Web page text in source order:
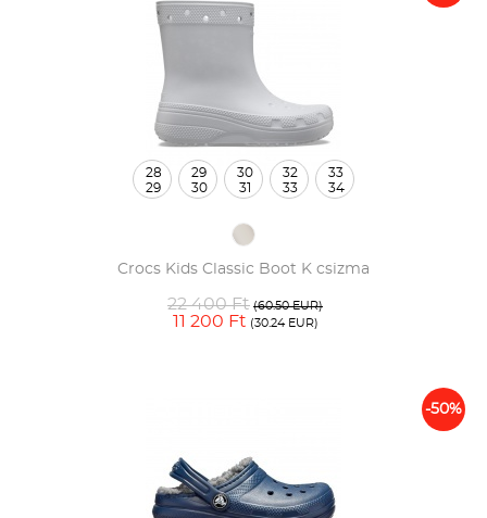
Crocs Kids Classic Boot K csizma
22 400 Ft (60.50 EUR)
11 200 Ft (30.24 EUR)
28
29
29
30
30
31
32
33
33
34
-50%